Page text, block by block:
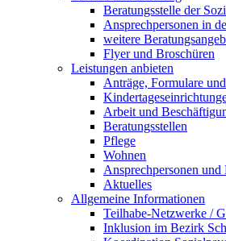
Beratungsstelle der
Ansprechpersonen in
weitere
Flyer und Broschüren
Leistungen anbieten
Anträge, Formulare
Arbeit und
Beratungsstellen
Pflege
Wohnen
Ansprechpersonen
Aktuelles
Allgemeine Informationen
Teilhabe-Netzwerke /
Inklusion im Bezirk